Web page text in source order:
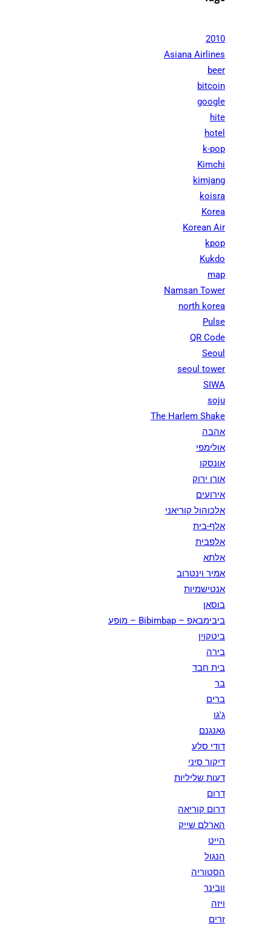
2010
Asiana Airlines
beer
bitcoin
google
hite
hotel
k-pop
Kimchi
kimjang
koisra
Korea
Korean Air
kpop
Kukdo
map
Namsan Tower
north korea
Pulse
QR Code
Seoul
seoul tower
SIWA
soju
The Harlem Shake
אהבה
אולימפי
אונסקו
אורן ירוק
אירועים
אלכוהול קוריאני
אלף-בית
אלפבית
אלתא
אמיר וינטרוב
אנטישמיות
בוסאן
ביבימבאפ – Bibimbap – מופע
ביטקוין
בירה
בית חבד
בר
ברים
ג'גו
גאנגנם
דודי סלע
דיקור סיני
דעות שליליות
דרום
דרום קוריאה
הארלם שייק
הייט
הנגול
הסטוריה
וובינר
ויזה
זרים